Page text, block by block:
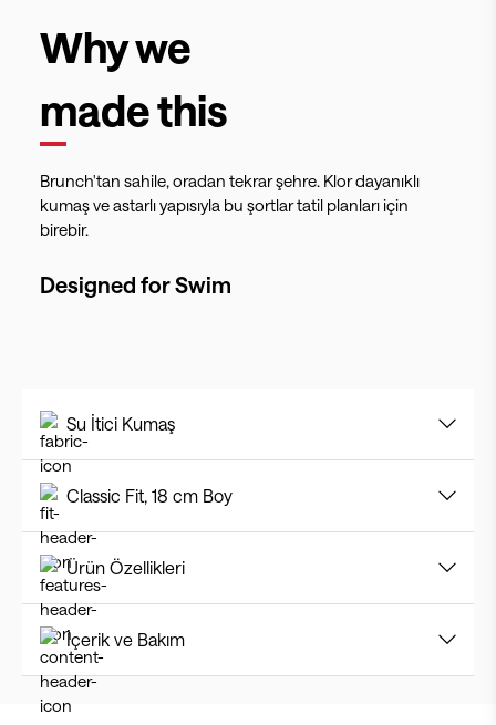
Why we
made this
Brunch'tan sahile, oradan tekrar şehre. Klor dayanıklı
kumaş ve astarlı yapısıyla bu şortlar tatil planları için
birebir.
Designed forSwim
Su İtici Kumaş
Classic Fit, 18 cm Boy
Ürün Özellikleri
İçerik ve Bakım